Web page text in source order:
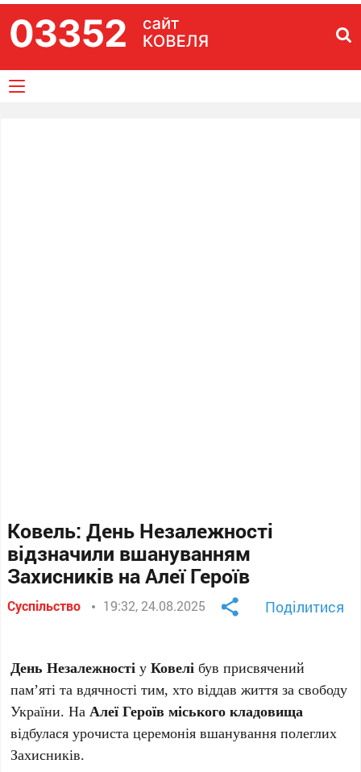
Ковель: День Незалежності
відзначили вшануванням
Захисників на Алеї Героїв
Суспільство 19:32, 24.08.2025 Поділитися
День Незалежності уКовелі був присвячений
пам’яті та вдячності тим, хто віддав життя за свободу
України. НаАлеї Героїв міського кладовища
відбулася урочиста церемонія вшанування полеглих
Захисників.